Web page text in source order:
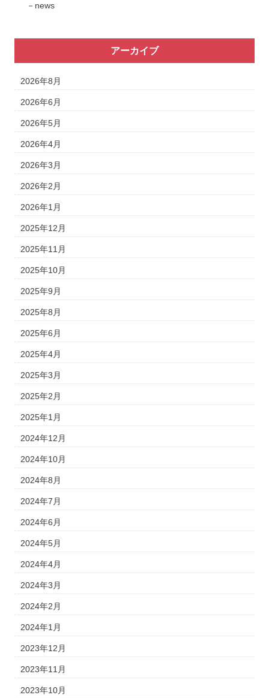
news
アーカイブ
2026年8月
2026年6月
2026年5月
2026年4月
2026年3月
2026年2月
2026年1月
2025年12月
2025年11月
2025年10月
2025年9月
2025年8月
2025年6月
2025年4月
2025年3月
2025年2月
2025年1月
2024年12月
2024年10月
2024年8月
2024年7月
2024年6月
2024年5月
2024年4月
2024年3月
2024年2月
2024年1月
2023年12月
2023年11月
2023年10月